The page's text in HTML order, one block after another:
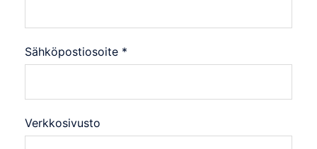
Sähköpostiosoite *
Verkkosivusto